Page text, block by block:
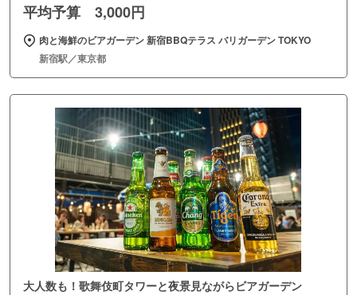
平均予算 3,000円
肉と海鮮のビアガーデン 新宿BBQテラス バリガーデン TOKYO
新宿駅／東京都
大人数も！歌舞伎町タワーと夜景見ながらビアガーデン